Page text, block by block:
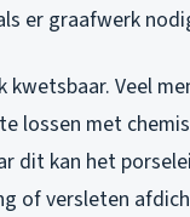
er graafwerk
Veel
lossen met
dit kan het
of versleten